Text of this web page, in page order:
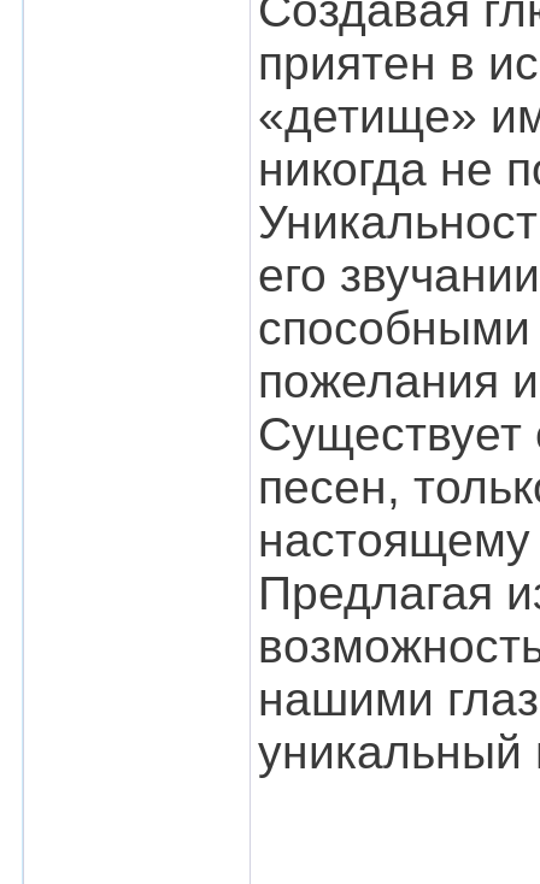
приятен в
«детище»
никогда не
его
способными
пожелания
песен,
настоящему
Предлагая
нашими